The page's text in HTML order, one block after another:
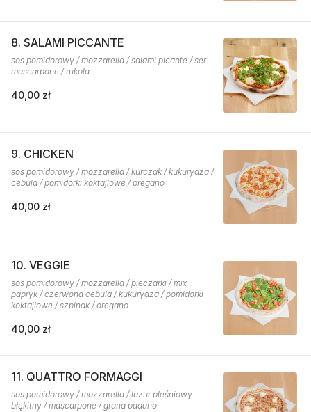
8. SALAMI PICCANTE
sos pomidorowy / mozzarella / salami picante / ser
mascarpone / rukola
40,00 zł
9. CHICKEN
sos pomidorowy / mozzarella / kurczak / kukurydza /
cebula / pomidorki koktajlowe / oregano
40,00 zł
10. VEGGIE
sos pomidorowy / mozzarella / pieczarki / mix
papryk / czerwona cebula / kukurydza / pomidorki
koktajlowe / szpinak / oregano
40,00 zł
11. QUATTRO FORMAGGI
sos pomidorowy / mozzarella / lazur pleśniowy
błękitny / mascarpone / grana padano